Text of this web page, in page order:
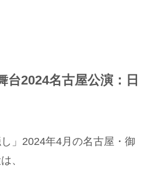
台2024名古屋公演：日
」2024年4月の名古屋・御
、